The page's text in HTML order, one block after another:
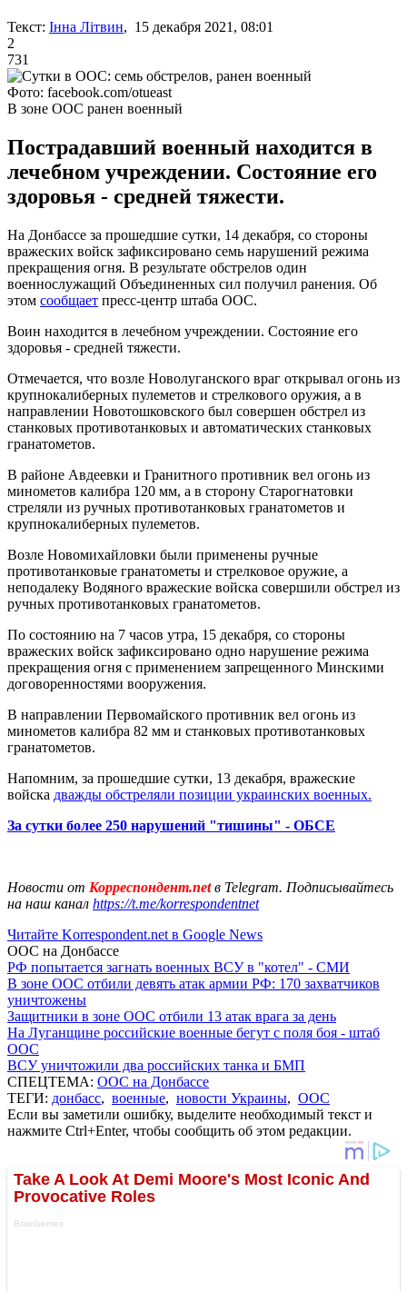
Текст: Інна Літвин, 15 декабря 2021, 08:01
2
731
Фото: facebook.com/otueast
В зоне ООС ранен военный
Пострадавший военный находится в
лечебном учреждении. Состояние его
здоровья - средней тяжести.
На Донбассе за прошедшие сутки, 14 декабря, со стороны
вражеских войск зафиксировано семь нарушений режима
прекращения огня. В результате обстрелов один
военнослужащий Объединенных сил получил ранения. Об
этом сообщает пресс-центр штаба ООС.
Воин находится в лечебном учреждении. Состояние его
здоровья - средней тяжести.
Отмечается, что возле Новолуганского враг открывал огонь из
крупнокалиберных пулеметов и стрелкового оружия, а в
направлении Новотошковского был совершен обстрел из
станковых противотанковых и автоматических станковых
гранатометов.
В районе Авдеевки и Гранитного противник вел огонь из
минометов калибра 120 мм, а в сторону Старогнатовки
стреляли из ручных противотанковых гранатометов и
крупнокалиберных пулеметов.
Возле Новомихайловки были применены ручные
противотанковые гранатометы и стрелковое оружие, а
неподалеку Водяного вражеские войска совершили обстрел из
ручных противотанковых гранатометов.
По состоянию на 7 часов утра, 15 декабря, со стороны
вражеских войск зафиксировано одно нарушение режима
прекращения огня с применением запрещенного Минскими
договоренностями вооружения.
В направлении Первомайского противник вел огонь из
минометов калибра 82 мм и станковых противотанковых
гранатометов.
Напомним, за прошедшие сутки, 13 декабря, вражеские
войска дважды обстреляли позиции украинских военных.
За сутки более 250 нарушений "тишины" - ОБСЕ
Новости от Корреспондент.netв Telegram. Подписывайтесь
на наш канал https://t.me/korrespondentnet
Читайте Korrespondent.net в Google News
ООС на Донбассе
РФ попытается загнать военных ВСУ в "котел" - СМИ
В зоне ООС отбили девять атак армии РФ: 170 захватчиков
уничтожены
Защитники в зоне ООС отбили 13 атак врага за день
На Луганщине российские военные бегут с поля боя - штаб
ООС
ВСУ уничтожили два российских танка и БМП
СПЕЦТЕМА: ООС на Донбассе
ТЕГИ: донбасс, военные, новости Украины, ООС
Если вы заметили ошибку, выделите необходимый текст и
нажмите Ctrl+Enter, чтобы сообщить об этом редакции.